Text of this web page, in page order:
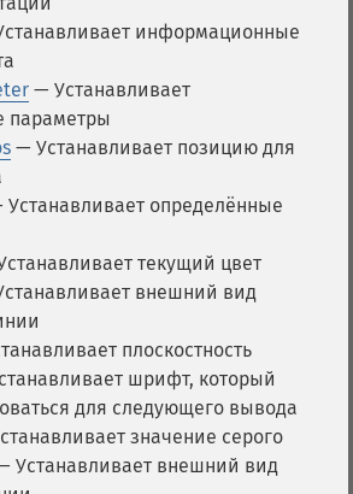
информационные
— Устанавливает
параметры
— Устанавливает позицию для
Устанавливает определённые
текущий цвет
внешний вид
плоскостность
шрифт, который
для следующего вывода
значение серого
Устанавливает внешний вид